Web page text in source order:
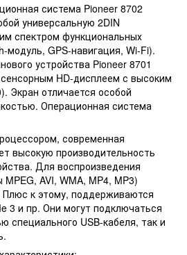
система Pioneer 8702
универсальную 2DIN
спектром функциональных
модуль, GPS-навигация, Wi-Fi).
устройства Pioneer 8701
HD-дисплеем с высоким
Экран отличается особой
Операционная система
современная
высокую производительность
Для воспроизведения
AVI, WMA, MP4, MP3)
к этому, поддерживаются
3 и пр. Они могут подключаться
специального USB-кабеля, так и